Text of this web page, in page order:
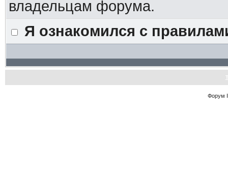
владельцам форума.
Я ознакомился с
Форум